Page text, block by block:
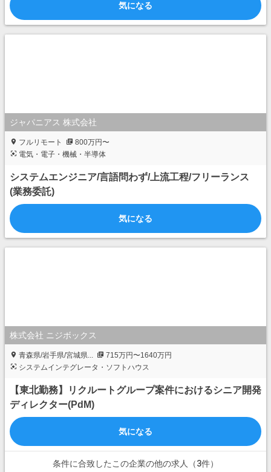
気になる
ジャパニアス 株式会社
フルリモート
800万円〜
電気・電子・機械・半導体
システムエンジニア/言語問わず/上流工程/フリーランス
(業務委託)
気になる
株式会社 ニジボックス
青森県/岩手県/宮城県...
715万円〜1640万円
システムインテグレータ・ソフトハウス
【東北勤務】リクルートグループ案件におけるシニア開発
ディレクター(PdM)
気になる
条件に合致したこの企業の他の求人（3件）